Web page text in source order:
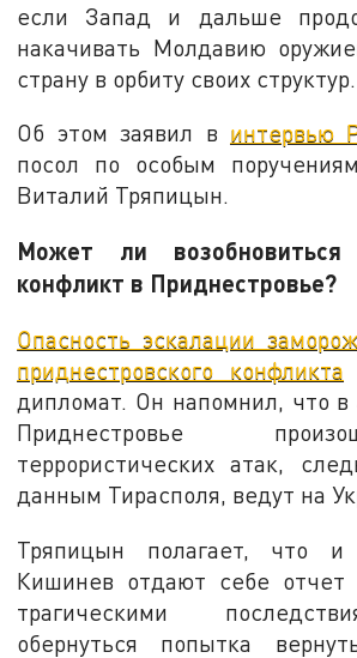
если Запад и дальше
накачивать Молдавию
страну в орбиту своих структур.
Об этом заявил в интервью
посол по особым
Виталий Тряпицын.
Может ли возобновиться
конфликт в Приднестровье?
Опасность эскалации
приднестровского конфликта
дипломат. Он напомнил, что
Приднестровье
террористических атак,
данным Тирасполя, ведут на
Тряпицын полагает, что и
Кишинев отдают себе
трагическими
обернуться попытка